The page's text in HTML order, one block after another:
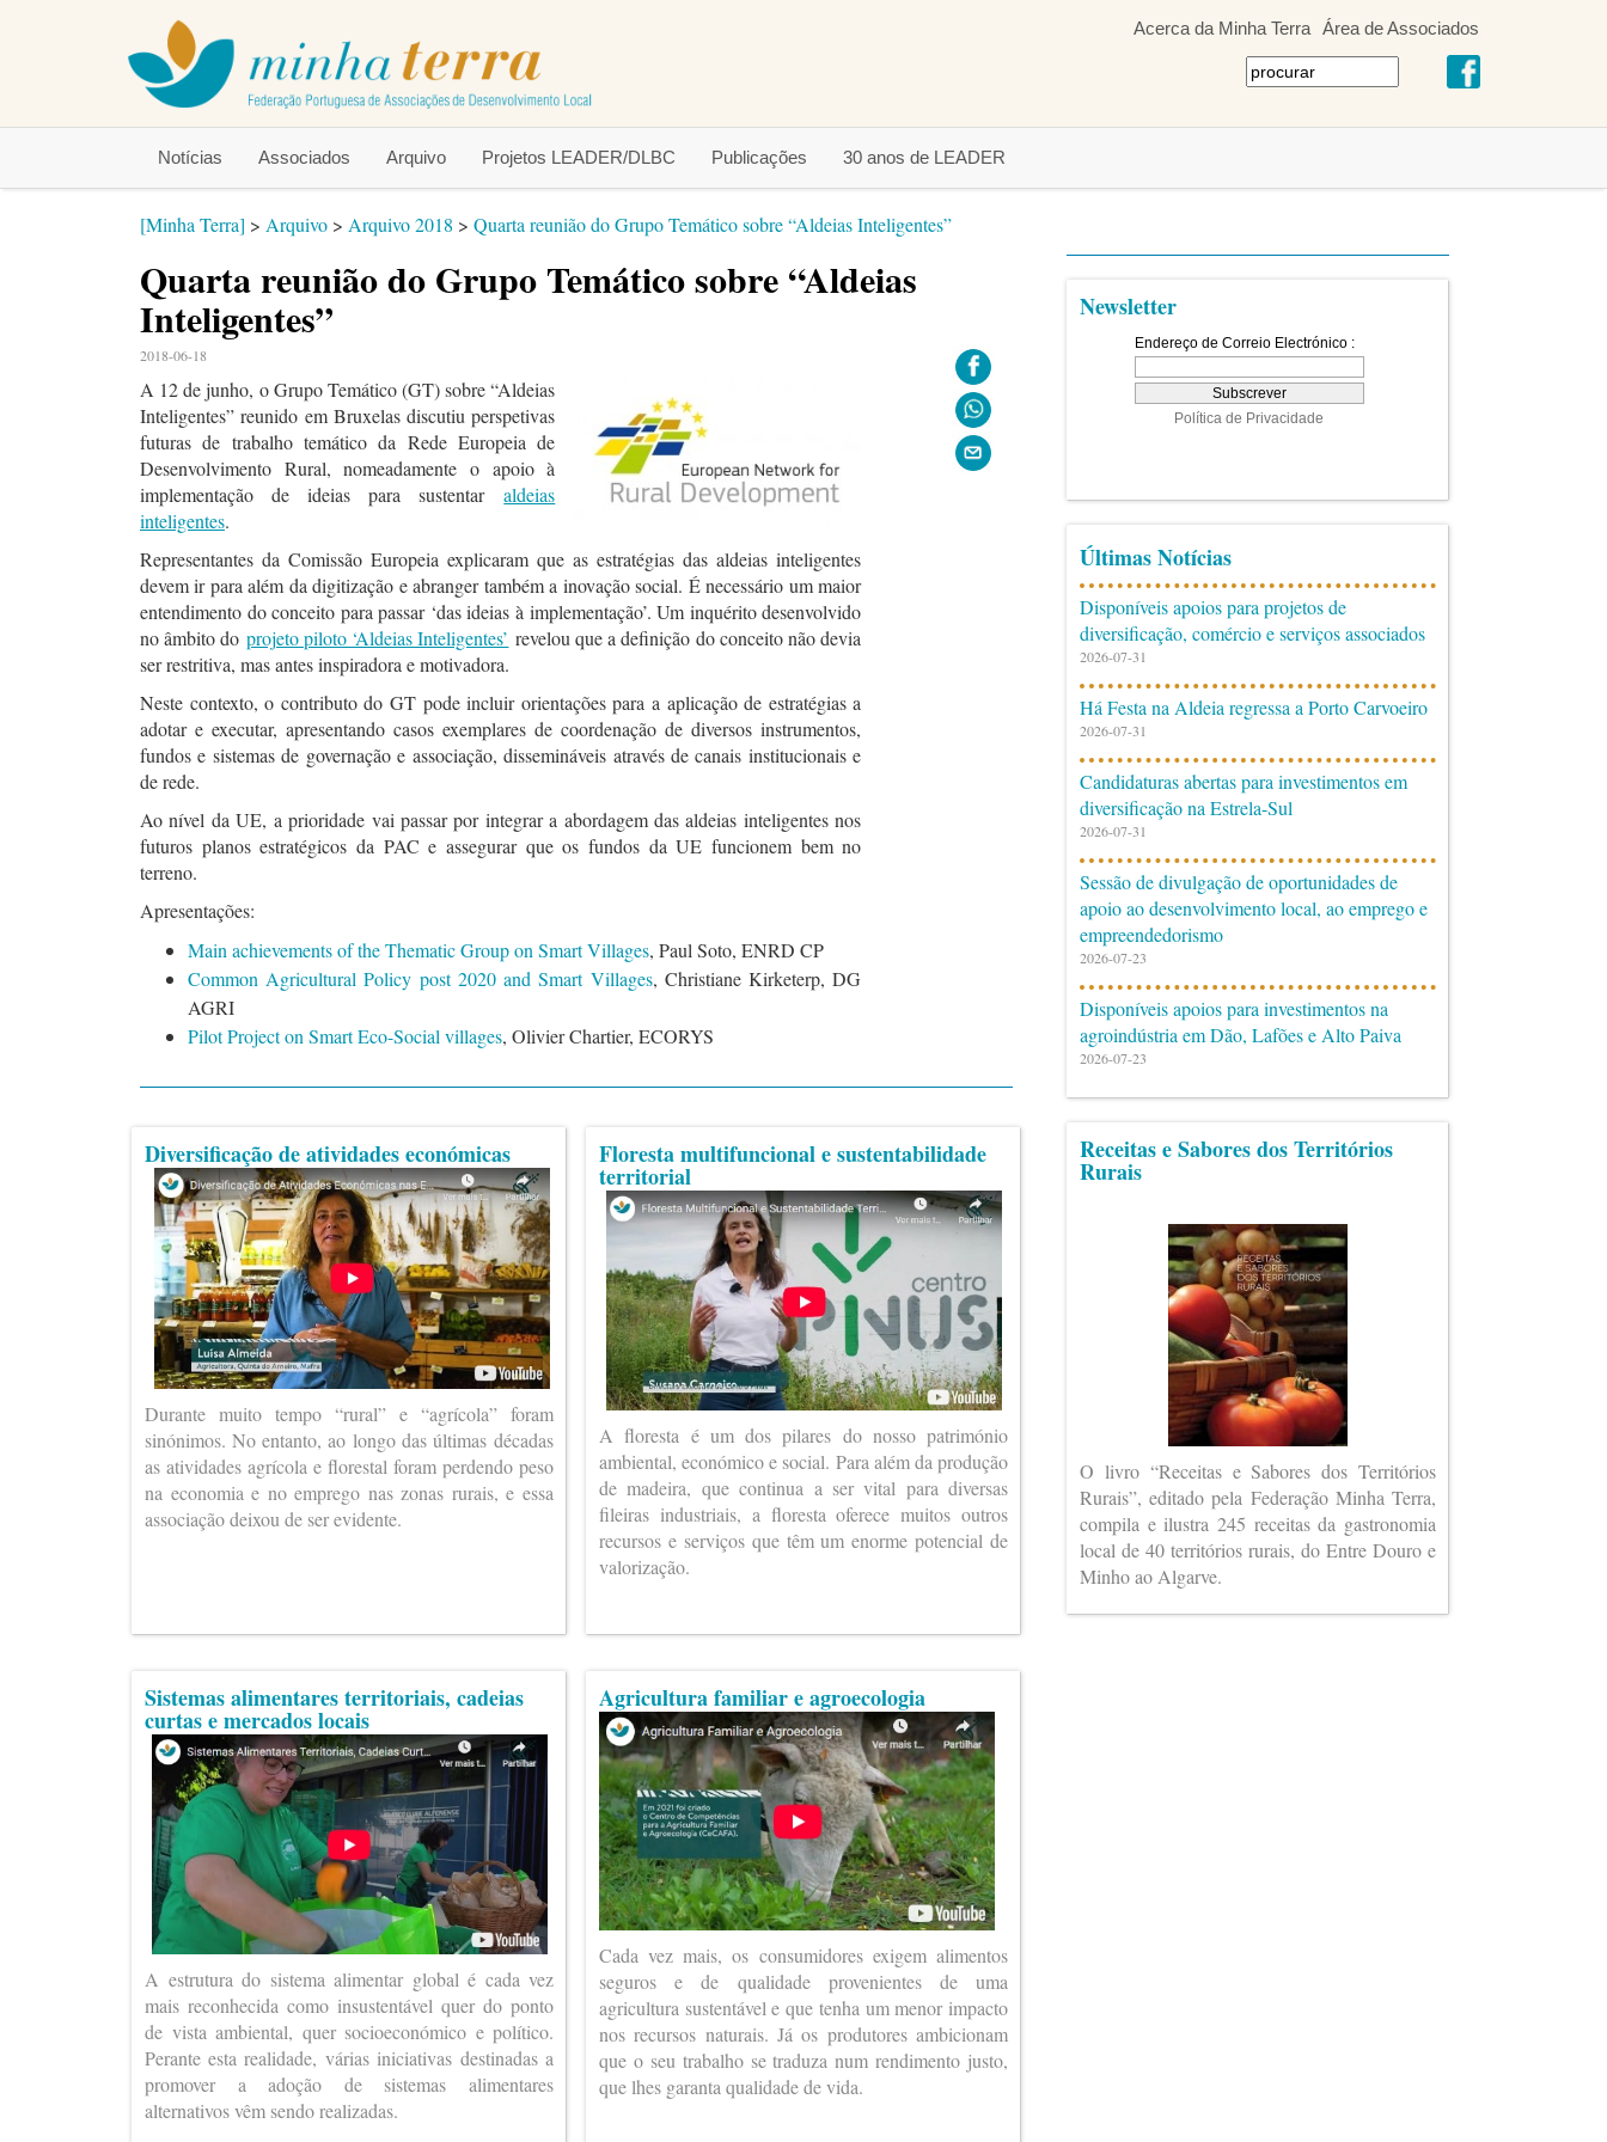
Acerca da Minha Terra Área de Associados
Notícias Associados Arquivo Projetos LEADER/DLBC Publicações 30 anos de LEADER
[Minha Terra] > Arquivo > Arquivo 2018 > Quarta reunião do Grupo Temático sobre “Aldeias Inteligentes”
Quarta reunião do Grupo Temático sobre “Aldeias
Inteligentes”
2018-06-18
A 12 de junho, o Grupo Temático (GT) sobre “Aldeias
Inteligentes” reunido em Bruxelas discutiu perspetivas
futuras de trabalho temático da Rede Europeia de
Desenvolvimento Rural, nomeadamente o apoio à
implementação de ideias para sustentaraldeias
inteligentes.
Representantes da Comissão Europeia explicaram que as estratégias das aldeias inteligentes
devem ir para além da digitização e abranger também a inovação social. É necessário um maior
entendimento do conceito para passar ‘das ideias à implementação’. Um inquérito desenvolvido
no âmbito do projeto piloto ‘Aldeias Inteligentes’ revelou que a definição do conceito não devia
ser restritiva, mas antes inspiradora e motivadora.
Neste contexto, o contributo do GT pode incluir orientações para a aplicação de estratégias a
adotar e executar, apresentando casos exemplares de coordenação de diversos instrumentos,
fundos e sistemas de governação e associação, dissemináveis através de canais institucionais e
de rede.
Ao nível da UE, a prioridade vai passar por integrar a abordagem das aldeias inteligentes nos
futuros planos estratégicos da PAC e assegurar que os fundos da UE funcionem bem no
terreno.
Apresentações:
Main achievements of the Thematic Group on Smart Villages, Paul Soto, ENRD CP
Common Agricultural Policy post 2020 and Smart Villages, Christiane Kirketerp, DG
AGRI
Pilot Project on Smart Eco-Social villages, Olivier Chartier, ECORYS
Diversificação de atividades económicas
Durante muito tempo “rural” e “agrícola” foram
sinónimos. No entanto, ao longo das últimas décadas
as atividades agrícola e florestal foram perdendo peso
na economia e no emprego nas zonas rurais, e essa
associação deixou de ser evidente.
Sistemas alimentares territoriais, cadeias
curtas e mercados locais
A estrutura do sistema alimentar global é cada vez
mais reconhecida como insustentável quer do ponto
de vista ambiental, quer socioeconómico e político.
Perante esta realidade, várias iniciativas destinadas a
promover a adoção de sistemas alimentares
alternativos vêm sendo realizadas.
Floresta multifuncional e sustentabilidade
territorial
A floresta é um dos pilares do nosso património
ambiental, económico e social. Para além da produção
de madeira, que continua a ser vital para diversas
fileiras industriais, a floresta oferece muitos outros
recursos e serviços que têm um enorme potencial de
valorização.
Agricultura familiar e agroecologia
Cada vez mais, os consumidores exigem alimentos
seguros e de qualidade provenientes de uma
agricultura sustentável e que tenha um menor impacto
nos recursos naturais. Já os produtores ambicionam
que o seu trabalho se traduza num rendimento justo,
que lhes garanta qualidade de vida.
Newsletter
Últimas Notícias
Disponíveis apoios para projetos de
diversificação, comércio e serviços associados
2026-07-31
Há Festa na Aldeia regressa a Porto Carvoeiro
2026-07-31
Candidaturas abertas para investimentos em
diversificação na Estrela-Sul
2026-07-31
Sessão de divulgação de oportunidades de
apoio ao desenvolvimento local, ao emprego e
empreendedorismo
2026-07-23
Disponíveis apoios para investimentos na
agroindústria em Dão, Lafões e Alto Paiva
2026-07-23
Receitas e Sabores dos Territórios
Rurais
O livro “Receitas e Sabores dos Territórios
Rurais”, editado pela Federação Minha Terra,
compila e ilustra 245 receitas da gastronomia
local de 40 territórios rurais, do Entre Douro e
Minho ao Algarve.